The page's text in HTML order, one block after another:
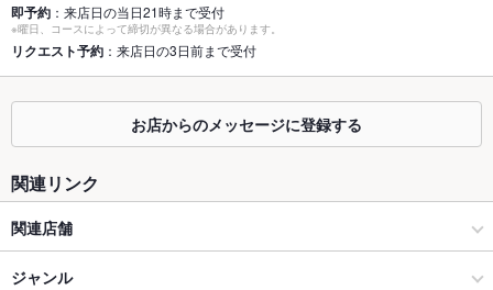
座敷
なし ：お座敷はございませんが、ゆったり座れるテーブル席を
ご用意しております。
掘りごたつ なし ：足をのばしてゆっくりお寛ぎいただけます。
なし ：お一人様からご利用頂けるお席をご用意しております◎
貸切
即予約 ：来店日の当日21時まで受付
※曜日、コースによって締切が異なる場合があります。
リクエスト予約 ：来店日の3日前まで受付
お店からのメッセージに登録する
関連リンク
関連店舗
牛繁
ジャンル